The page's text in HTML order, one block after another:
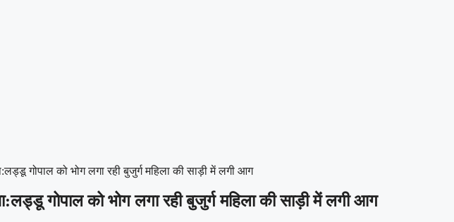
गोपाल को भोग लगा रही बुजुर्ग महिला की साड़ी में लगी आग
गोपाल को भोग लगा रही बुजुर्ग महिला की साड़ी में लगी आग